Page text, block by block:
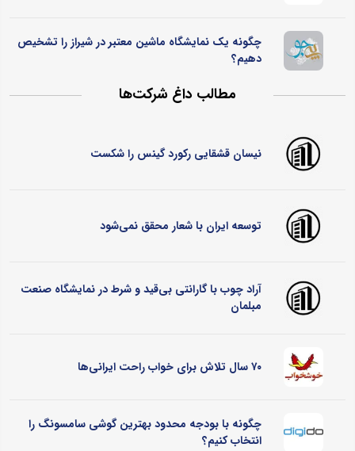
چگونه یک نمایشگاه ماشین معتبر در شیراز را تشخیص
دهیم؟
مطالب داغ شرکت‌ها
نیسان قشقایی رکورد گینس را شکست
توسعه ایران با شعار محقق نمی‌شود
آراد چوب با گارانتی بی‌قید و شرط در نمایشگاه صنعت
مبلمان
۷۰ سال تلاش برای خواب راحت ایرانی‌ها
چگونه با بودجه محدود بهترین گوشی سامسونگ را
انتخاب کنیم؟